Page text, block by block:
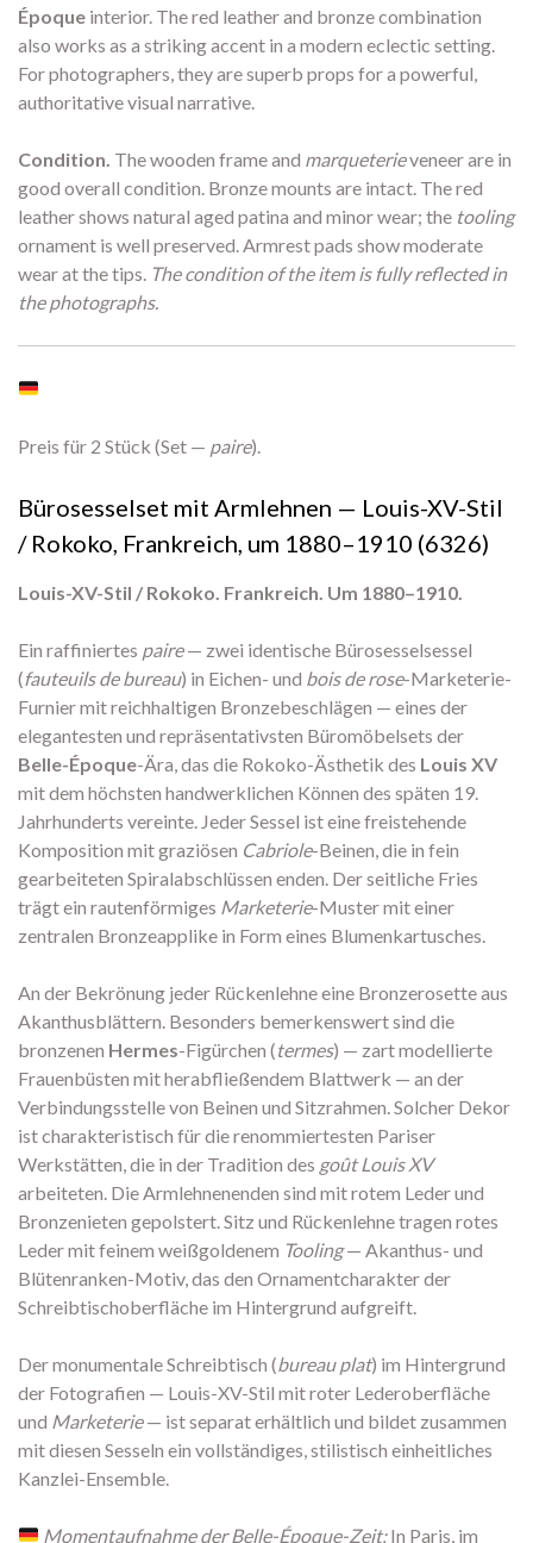
Époque interior. The red leather and bronze combination
also works as a striking accent in a modern eclectic setting.
For photographers, they are superb props for a powerful,
authoritative visual narrative.
Condition. The wooden frame and marqueterieveneer are in
good overall condition. Bronze mounts are intact. The red
leather shows natural aged patina and minor wear; the tooling
ornament is well preserved. Armrest pads show moderate
wear at the tips. The condition of the item is fully reflected in
the photographs.
Preis für 2 Stück (Set — paire).
Bürosesselset mit Armlehnen — Louis-XV-Stil
/ Rokoko, Frankreich, um 1880–1910 (6326)
Louis-XV-Stil / Rokoko. Frankreich. Um 1880–1910.
Ein raffiniertes paire— zwei identische Bürosesselsessel
(fauteuils de bureau) in Eichen- und bois de rose-Marketerie-
Furnier mit reichhaltigen Bronzebeschlägen — eines der
elegantesten und repräsentativsten Büromöbelsets der
Belle-Époque-Ära, das die Rokoko-Ästhetik des Louis XV
mit dem höchsten handwerklichen Können des späten 19.
Jahrhunderts vereinte. Jeder Sessel ist eine freistehende
Komposition mit graziösen Cabriole-Beinen, die in fein
gearbeiteten Spiralabschlüssen enden. Der seitliche Fries
trägt ein rautenförmiges Marketerie-Muster mit einer
zentralen Bronzeapplike in Form eines Blumenkartusches.
An der Bekrönung jeder Rückenlehne eine Bronzerosette aus
Akanthusblättern. Besonders bemerkenswert sind die
bronzenen Hermes-Figürchen (termes) — zart modellierte
Frauenbüsten mit herabfließendem Blattwerk — an der
Verbindungsstelle von Beinen und Sitzrahmen. Solcher Dekor
ist charakteristisch für die renommiertesten Pariser
Werkstätten, die in der Tradition des goût Louis XV
arbeiteten. Die Armlehnenenden sind mit rotem Leder und
Bronzenieten gepolstert. Sitz und Rückenlehne tragen rotes
Leder mit feinem weißgoldenem Tooling— Akanthus- und
Blütenranken-Motiv, das den Ornamentcharakter der
Schreibtischoberfläche im Hintergrund aufgreift.
Der monumentale Schreibtisch (bureau plat) im Hintergrund
der Fotografien — Louis-XV-Stil mit roter Lederoberfläche
und Marketerie— ist separat erhältlich und bildet zusammen
mit diesen Sesseln ein vollständiges, stilistisch einheitliches
Kanzlei-Ensemble.
Momentaufnahme der Belle-Époque-Zeit:In Paris, im